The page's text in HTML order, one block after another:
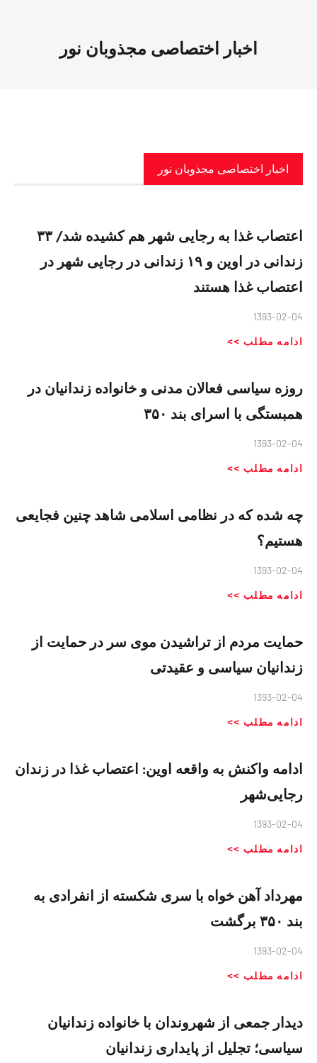
اخبار اختصاصی مجذوبان نور
اخبار اختصاصی مجذوبان نور
اعتصاب غذا به رجایی شهر هم کشیده شد/ ۳۳
زندانی در اوین و ۱۹ زندانی در رجایی شهر در
اعتصاب غذا هستند
1393-02-04
ادامه مطلب >>
روزه سیاسی فعالان مدنی و خانواده زندانیان در
همبستگی با اسرای بند ۳۵۰
1393-02-04
ادامه مطلب >>
چه شده که در نظامی اسلامی شاهد چنین فجایعی
هستیم؟
1393-02-04
ادامه مطلب >>
حمایت مردم از تراشیدن موی سر در حمایت از
زندانیان سیاسی و عقیدتی
1393-02-04
ادامه مطلب >>
ادامه واکنش به واقعه اوین: اعتصاب غذا در زندان
رجایی‌شهر
1393-02-04
ادامه مطلب >>
مهرداد آهن خواه با سری شکسته از انفرادی به
بند ۳۵۰ برگشت
1393-02-04
ادامه مطلب >>
دیدار جمعی از شهروندان با خانواده زندانیان
سیاسی؛ تجلیل از پایداری زندانیان